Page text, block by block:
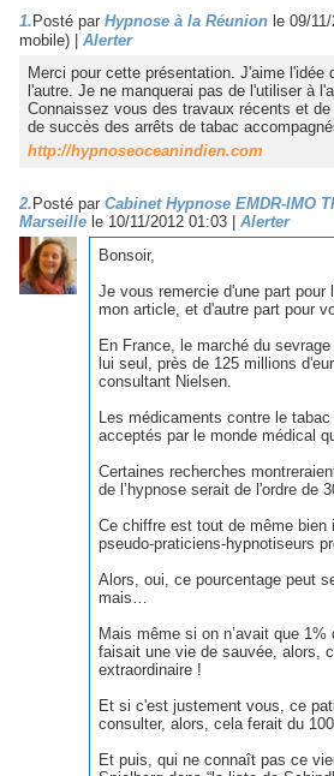
1. Posté par Hypnose à la Réunion le 09/
mobile)
Alerter
Merci pour cette présentation. J'aime l'idée
l'autre. Je ne manquerai pas de l'utiliser à
Connaissez vous des travaux récents et
de succès des arrêts de tabac
http://hypnoseoceanindien.com
2. Posté par Cabinet Hypnose EMDR-IMO
Marseille le 10/11/2012 01:03
Alerter
Bonsoir,
Je vous remercie d'une part pour
mon article, et d'autre part pour
En France, le marché du
lui seul, près de 125 millions
consultant Nielsen.
Les médicaments contre le
acceptés par le monde médical
Certaines recherches
de l’hypnose serait de l'ordre de
Ce chiffre est tout de même bien
pseudo-praticiens-hypnotiseurs
Alors, oui, ce pourcentage peut
mais…
Mais même si on n’avait que
faisait une vie de sauvée, alors,
extraordinaire !
Et si c'est justement vous, ce
consulter, alors, cela ferait du
Et puis, qui ne connaît pas ce